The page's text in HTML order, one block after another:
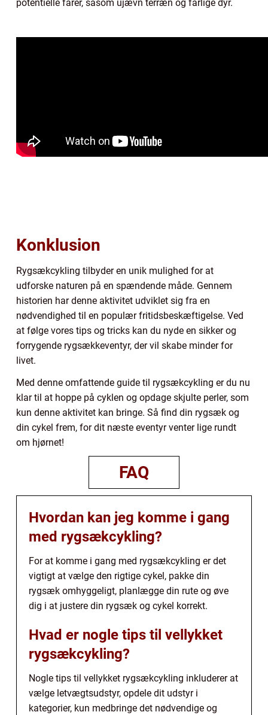
potentielle farer, såsom ujævn terræn og farlige dyr.
Konklusion
Rygsækcykling tilbyder en unik mulighed for at
udforske naturen på en spændende måde. Gennem
historien har denne aktivitet udviklet sig fra en
nødvendighed til en populær fritidsbeskæftigelse. Ved
at følge vores tips og tricks kan du nyde en sikker og
forrygende rygsækkeventyr, der vil skabe minder for
livet.
Med denne omfattende guide til rygsækcykling er du nu
klar til at hoppe på cyklen og opdage skjulte perler, som
kun denne aktivitet kan bringe. Så find din rygsæk og
din cykel frem, for dit næste eventyr venter lige rundt
om hjørnet!
FAQ
Hvordan kan jeg komme i gang
med rygsækcykling?
For at komme i gang med rygsækcykling er det
vigtigt at vælge den rigtige cykel, pakke din
rygsæk omhyggeligt, planlægge din rute og øve
dig i at justere din rygsæk og cykel korrekt.
Hvad er nogle tips til vellykket
rygsækcykling?
Nogle tips til vellykket rygsækcykling inkluderer at
vælge letvægtsudstyr, opdele dit udstyr i
kategorier, kun medbringe det nødvendige og